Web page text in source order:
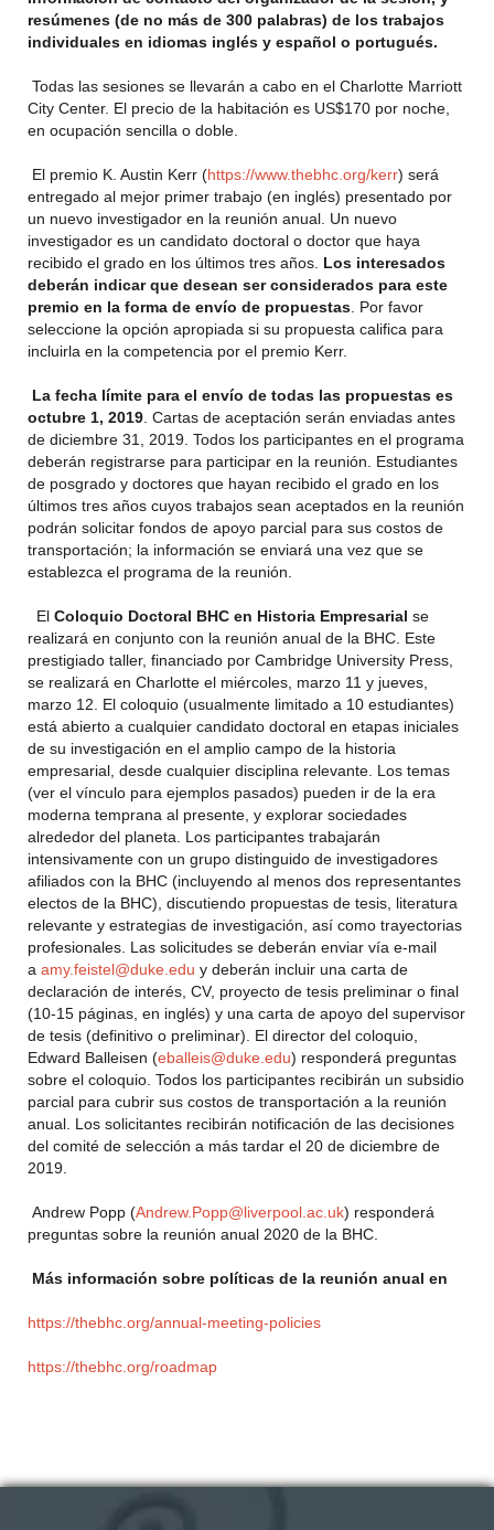
resúmenes (de no más de 300 palabras) de los trabajos
individuales en idiomas inglés y español o portugués.
Todas las sesiones se llevarán a cabo en el Charlotte Marriott
City Center. El precio de la habitación es US$170 por noche,
en ocupación sencilla o doble.
El premio K. Austin Kerr (https://www.thebhc.org/kerr) será
entregado al mejor primer trabajo (en inglés) presentado por
un nuevo investigador en la reunión anual. Un nuevo
investigador es un candidato doctoral o doctor que haya
recibido el grado en los últimos tres años. Los interesados
deberán indicar que desean ser considerados para este
premio en la forma de envío de propuestas. Por favor
seleccione la opción apropiada si su propuesta califica para
incluirla en la competencia por el premio Kerr.
La fecha límite para el envío de todas las propuestas es
octubre 1, 2019. Cartas de aceptación serán enviadas antes
de diciembre 31, 2019. Todos los participantes en el programa
deberán registrarse para participar en la reunión. Estudiantes
de posgrado y doctores que hayan recibido el grado en los
últimos tres años cuyos trabajos sean aceptados en la reunión
podrán solicitar fondos de apoyo parcial para sus costos de
transportación; la información se enviará una vez que se
establezca el programa de la reunión.
El Coloquio Doctoral BHC en Historia Empresarial se
realizará en conjunto con la reunión anual de la BHC. Este
prestigiado taller, financiado por Cambridge University Press,
se realizará en Charlotte el miércoles, marzo 11 y jueves,
marzo 12. El coloquio (usualmente limitado a 10 estudiantes)
está abierto a cualquier candidato doctoral en etapas iniciales
de su investigación en el amplio campo de la historia
empresarial, desde cualquier disciplina relevante. Los temas
(ver el vínculo para ejemplos pasados) pueden ir de la era
moderna temprana al presente, y explorar sociedades
alrededor del planeta. Los participantes trabajarán
intensivamente con un grupo distinguido de investigadores
afiliados con la BHC (incluyendo al menos dos representantes
electos de la BHC), discutiendo propuestas de tesis, literatura
relevante y estrategias de investigación, así como trayectorias
profesionales. Las solicitudes se deberán enviar vía e-mail
a amy.feistel@duke.edu y deberán incluir una carta de
declaración de interés, CV, proyecto de tesis preliminar o final
(10-15 páginas, en inglés) y una carta de apoyo del supervisor
de tesis (definitivo o preliminar). El director del coloquio,
Edward Balleisen (eballeis@duke.edu) responderá preguntas
sobre el coloquio. Todos los participantes recibirán un subsidio
parcial para cubrir sus costos de transportación a la reunión
anual. Los solicitantes recibirán notificación de las decisiones
del comité de selección a más tardar el 20 de diciembre de
2019.
Andrew Popp (Andrew.Popp@liverpool.ac.uk) responderá
preguntas sobre la reunión anual 2020 de la BHC.
Más información sobre políticas de la reunión anual en
https://thebhc.org/annual-meeting-policies
https://thebhc.org/roadmap